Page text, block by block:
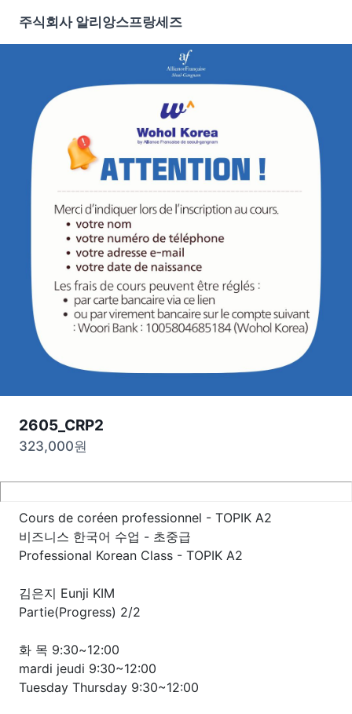
주식회사 알리앙스프랑세즈
2605_CRP2
323,000원
Cours de coréen professionnel - TOPIK A2
비즈니스 한국어 수업 - 초중급
Professional Korean Class - TOPIK A2
김은지 Eunji KIM
Partie(Progress) 2/2
화 목 9:30~12:00
mardi jeudi 9:30~12:00
Tuesday Thursday 9:30~12:00